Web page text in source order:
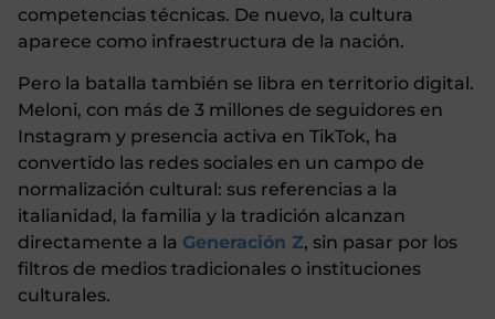
competencias técnicas. De nuevo, la cultura
aparece como infraestructura de la nación.
Pero la batalla también se libra en territorio digital.
Meloni, con más de 3 millones de seguidores en
Instagram y presencia activa en TikTok, ha
convertido las redes sociales en un campo de
normalización cultural: sus referencias a la
italianidad, la familia y la tradición alcanzan
directamente a la Generación Z, sin pasar por los
filtros de medios tradicionales o instituciones
culturales.